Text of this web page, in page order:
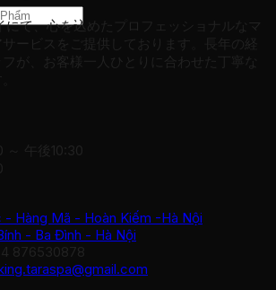
にて、心を込めたプロフェッショナルなマ
サービスをご提供しております。長年の経
フが、お客様一人ひとりに合わせた丁寧な
～ 午後10:30
- Hàng Mã - Hoàn Kiếm -Hà Nội
- Ba Đình - Hà Nội
876530878